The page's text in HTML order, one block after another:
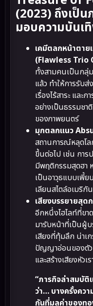
(2023) ถึงเป็
มอบความบันเ
เคมีตลกหน้าตาย
(Flawless Trio
ทั้งสามคนเป็นกลุ่
แล้ว ทำให้การรับส่
เรื่องไร้สาระ และ
อย่างเป็นธรรมชา
ของภาพยนตร์
มุกตลกแนว
สถานการณ์หลุดโล
ขึ้นต่อไป เช่น กา
มีพฤติกรรมสุดฮา
เป็นอาวุธแบบเพี้
เลียนสไตล์อเมริกั
เสียงบรรยายสุ
อีกหนึ่งไฮไลท์ที่ขา
มารับหน้าที่เป็นผู้
เสียงที่ทุ้มลึก น่าเ
ปัญญาอ่อนของตัว
และสร้างเสียงหัวเ
“ภารกิจล่าสมบัติ
ว่า… บางครั้งควา
กันที่มูลค่าของท